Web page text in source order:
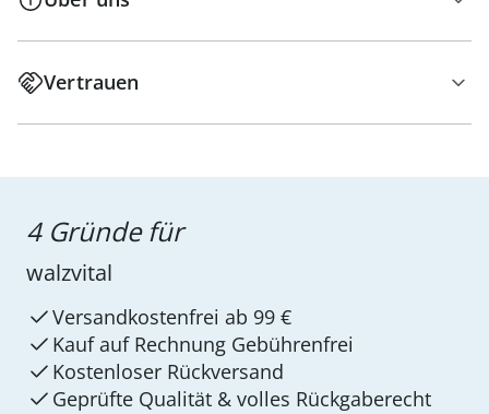
Vertrauen
4 Gründe für
walzvital
Versandkostenfrei ab 99 €
Kauf auf Rechnung Gebührenfrei
Kostenloser Rückversand
Geprüfte Qualität & volles Rückgaberecht